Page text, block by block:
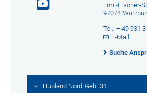
Emil-Fischer-
97074
Tel.: + 49 931
E-Mail
Suche
Hubland Nord, Geb. 31